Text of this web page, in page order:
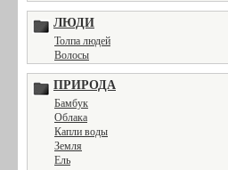
ЛЮДИ
Толпа людей
Волосы
ПРИРОДА
Бамбук
Облака
Капли воды
Земля
Ель